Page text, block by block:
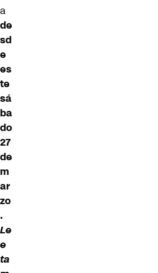
a
de
sd
e
es
te
sá
ba
do
27
de
m
ar
zo
.
Le
e
ta